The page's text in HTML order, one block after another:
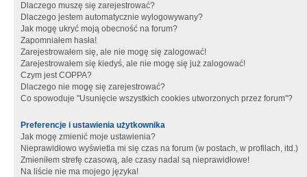
Dlaczego muszę się zarejestrować?
Dlaczego jestem automatycznie wylogowywany?
Jak mogę ukryć moją obecność na forum?
Zapomniałem hasła!
Zarejestrowałem się, ale nie mogę się zalogować!
Zarejestrowałem się kiedyś, ale nie mogę się już zalogować!
Czym jest COPPA?
Dlaczego nie mogę się zarejestrować?
Co spowoduje "Usunięcie wszystkich cookies utworzonych przez forum"?
Preferencje i ustawienia użytkownika
Jak mogę zmienić moje ustawienia?
Nieprawidłowo wyświetla mi się czas na forum (w postach, w profilach, itd.)
Zmieniłem strefę czasową, ale czasy nadal są nieprawidłowe!
Na liście nie ma mojego języka!